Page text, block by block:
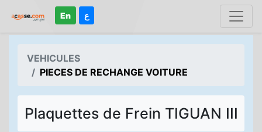
En ع
VEHICULES
PIECES DE RECHANGE VOITURE
Plaquettes de Frein TIGUAN III